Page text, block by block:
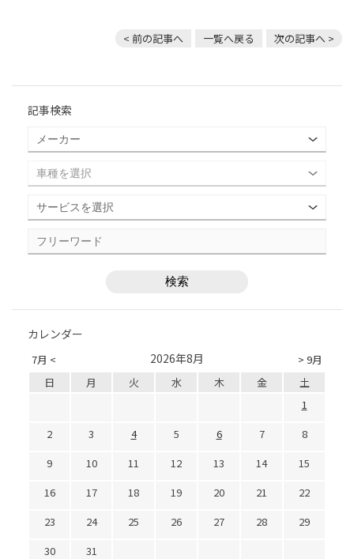
< 前の記事へ 一覧へ戻る 次の記事へ >
記事検索
カレンダー
7月 < > 9月
2026年8月
日 月 火 水 木 金
土
1
2
3 4 5 6 7
8
9
10 11 12 13 14
15
16
17 18 19 20 21
22
23
24 25 26 27 28
29
30
31